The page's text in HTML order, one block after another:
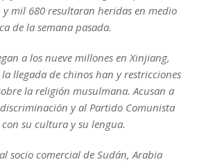
mil 680 resultaran heridas en medio
de la semana pasada.
a los nueve millones en Xinjiang,
llegada de chinos han y restricciones
la religión musulmana. Acusan a
y al Partido Comunista
su cultura y su lengua.
socio comercial de Sudán, Arabia